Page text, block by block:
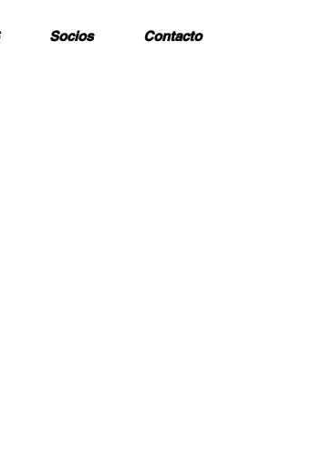
Socios Contacto